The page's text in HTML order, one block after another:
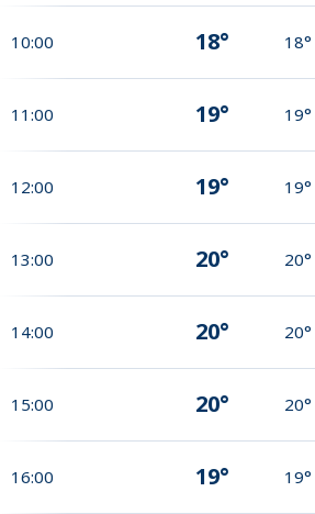
10:00 18° 18°
11:00 19° 19°
12:00 19° 19°
13:00 20° 20°
14:00 20° 20°
15:00 20° 20°
16:00 19° 19°